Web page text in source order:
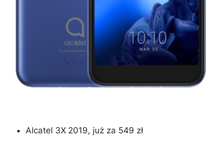
Alcatel 3X 2019, już za 549 zł